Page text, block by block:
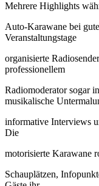
Mehrere Highlights
Auto-Karawane bei
Veranstaltungstage
organisierte
professionellem
Radiomoderator sogar
musikalische
informative Interviews
Die
motorisierte Karawane
Schauplätzen,